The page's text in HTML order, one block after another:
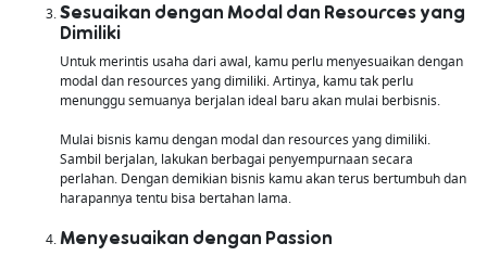
Sesuaikan dengan Modal dan Resources yang
Dimiliki
Untuk merintis usaha dari awal, kamu perlu menyesuaikan dengan
modal dan resources yang dimiliki. Artinya, kamu tak perlu
menunggu semuanya berjalan ideal baru akan mulai berbisnis.
Mulai bisnis kamu dengan modal dan resources yang dimiliki.
Sambil berjalan, lakukan berbagai penyempurnaan secara
perlahan. Dengan demikian bisnis kamu akan terus bertumbuh dan
harapannya tentu bisa bertahan lama.
Menyesuaikan dengan Passion